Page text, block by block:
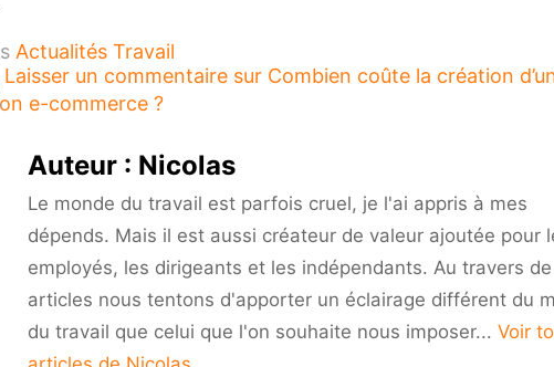
Actualités Travail
Laisser un commentaire sur Combien coûte la création
e-commerce ?
Auteur : Nicolas
Le monde du travail est parfois cruel, je l'ai appris à mes
dépends. Mais il est aussi créateur de valeur ajoutée pour
employés, les dirigeants et les indépendants. Au travers
articles nous tentons d'apporter un éclairage différent du
du travail que celui que l'on souhaite nous imposer... Voir